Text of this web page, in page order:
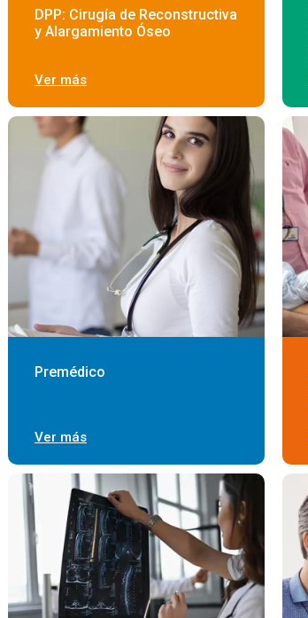
DPP: Cirugía de Reconstructiva
y Alargamiento Óseo
Ver más
Premédico
Ver más